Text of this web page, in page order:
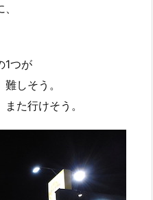
1つが
しそう。
た行けそう。